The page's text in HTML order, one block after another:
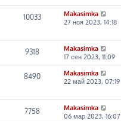
10033
Makasimka
27 ноя 2023, 14:18
9318
Makasimka
17 сен 2023, 11:09
8490
Makasimka
22 май 2023, 07:19
7758
Makasimka
06 мар 2023, 16:07